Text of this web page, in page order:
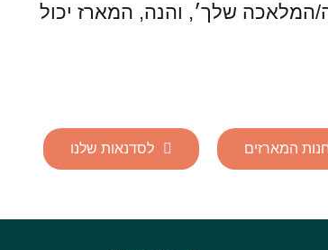
המלאכה שלך׳, והנה, המארז יכול
המארזים לסדנאות שלנו